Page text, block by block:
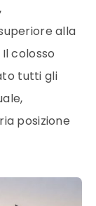
alla
colosso
tutti gli
posizione